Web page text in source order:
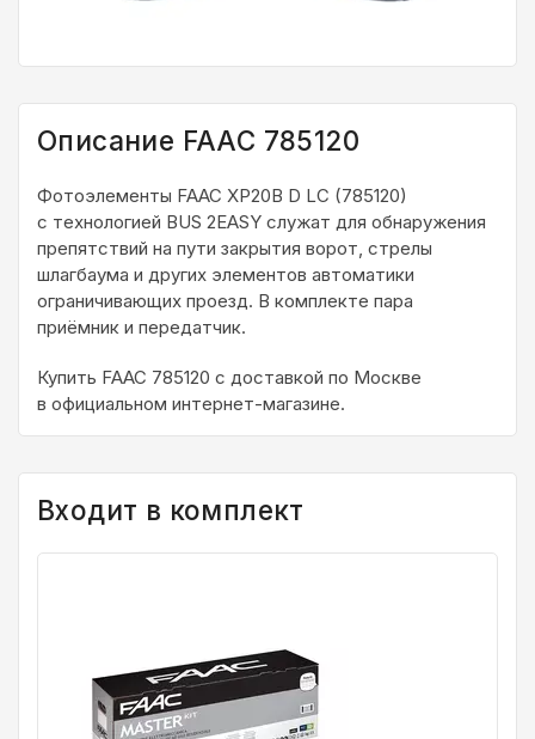
Описание FAAC 785120
Фотоэлементы FAAC XP20B D LC (785120)
с технологией BUS 2EASY cлужат для обнаружения
препятствий на пути закрытия ворот, стрелы
шлагбаума и других элементов автоматики
ограничивающих проезд. В комплекте пара
приёмник и передатчик.
Купить FAAC 785120 с доставкой по Москве
в официальном интернет-магазине.
Входит в комплект